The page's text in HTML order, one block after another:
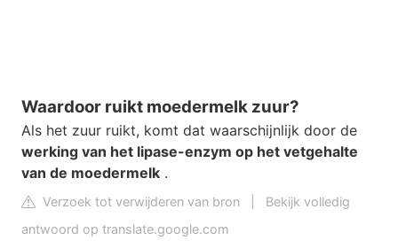
Waardoor ruikt moedermelk zuur?
Als het zuur ruikt, komt dat waarschijnlijk door de
werking van het lipase-enzym op het vetgehalte
van de moedermelk .
Verzoek tot verwijderen van bron
Bekijk volledig
antwoord op translate.google.com